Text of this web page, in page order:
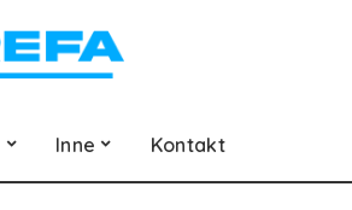
Inne Kontakt